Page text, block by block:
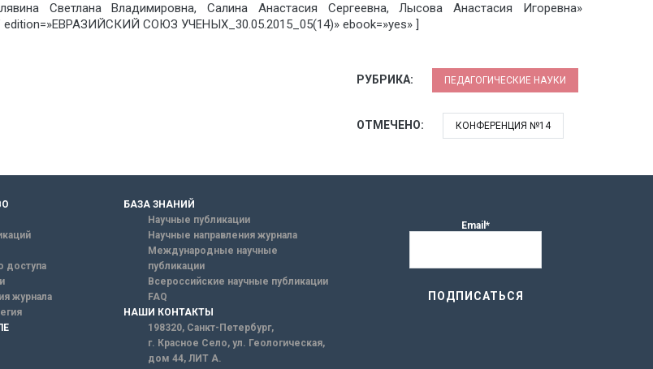
Светлана Владимировна, Салина Анастасия Сергеевна, Лысова Анастасия Игоревна»
СОЮЗ УЧЕНЫХ_30.05.2015_05(14)» ebook=»yes» ]
РУБРИКА: ПЕДАГОГИЧЕСКИЕ НАУКИ
ОТМЕЧЕНО: КОНФЕРЕНЦИЯ №14
доступа
журнала
БАЗА ЗНАНИЙ
Научные публикации
Научные направления журнала
Международные научные
публикации
Всероссийские научные публикации
FAQ
НАШИ КОНТАКТЫ
198320, Санкт-Петербург,
г. Красное Село, ул. Геологическая,
дом 44, ЛИТ А.
Email*